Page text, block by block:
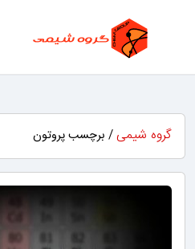
گروه شیمی / برچسب پروتون